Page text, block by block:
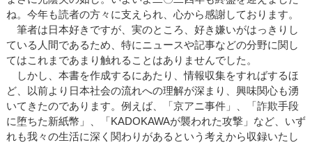
ね。今年も読者の方々に支えられ、心から感謝しております。
筆者は日本好きですが、実のところ、好き嫌いがはっきりし
ている人間であるため、特にニュースや記事などの分野に関し
てはこれまであまり触れることはありませんでした。
しかし、本書を作成するにあたり、情報収集をすればするほ
ど、以前より日本社会の流れへの理解が深まり、興味関心も湧
いてきたのであります。例えば、「京アニ事件」、「詐欺手段
に堕ちた新紙幣」、「KADOKAWAが襲われた攻撃」など、いず
れも我々の生活に深く関わりがあるという考えから収録いたし